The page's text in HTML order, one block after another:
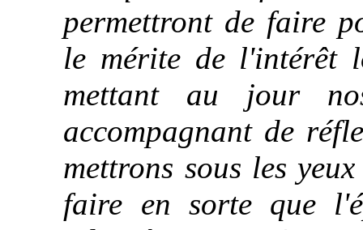
permettront de faire
le mérite de l'intérêt
mettant au jour
accompagnant de
mettrons sous les
faire en sorte que